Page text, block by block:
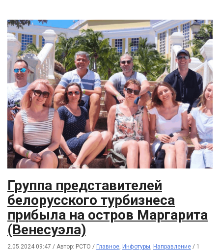
Группа представителей
белорусского турбизнеса
прибыла на остров Маргарита
(Венесуэла)
2.05.2024 09:47 / Автор: РСТО / Главное, Инфотуры, Направление / 1